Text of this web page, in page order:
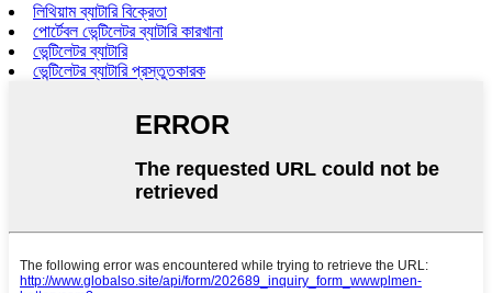
লিথিয়াম ব্যাটারি বিক্রেতা
পোর্টেবল ভেন্টিলেটর ব্যাটারি কারখানা
ভেন্টিলেটর ব্যাটারি
ভেন্টিলেটর ব্যাটারি প্রস্তুতকারক